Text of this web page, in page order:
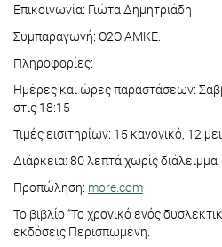
Επικοινωνία: Γιώτα Δημητριάδη
Συμπαραγωγή: Ο2Ο ΑΜΚΕ.
Πληροφορίες:
Ημέρες και ώρες παραστάσεων:
στις 18:15
Τιμές εισιτηρίων: 15 κανονικό, 12
Διάρκεια: 80 λεπτά χωρίς διάλειμμα
Προπώληση: more.com
Το βιβλίο “Το χρονικό ενός
εκδόσεις Περισπωμένη.